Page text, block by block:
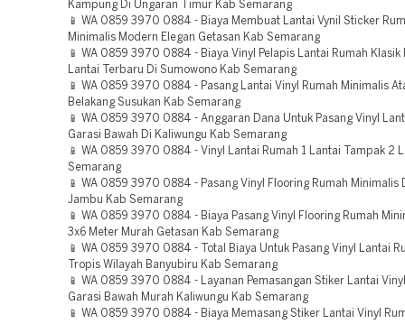
Kampung Di Ungaran Timur Kab Semarang
📱 WA 0859 3970 0884 - Biaya Membuat Lantai Vynil Sticker
Minimalis Modern Elegan Getasan Kab Semarang
📱 WA 0859 3970 0884 - Biaya Vinyl Pelapis Lantai Rumah Klasik
Lantai Terbaru Di Sumowono Kab Semarang
📱 WA 0859 3970 0884 - Pasang Lantai Vinyl Rumah Minimalis
Belakang Susukan Kab Semarang
📱 WA 0859 3970 0884 - Anggaran Dana Untuk Pasang Vinyl
Garasi Bawah Di Kaliwungu Kab Semarang
📱 WA 0859 3970 0884 - Vinyl Lantai Rumah 1 Lantai Tampak 2
Semarang
📱 WA 0859 3970 0884 - Pasang Vinyl Flooring Rumah Minimalis
Jambu Kab Semarang
📱 WA 0859 3970 0884 - Biaya Pasang Vinyl Flooring Rumah
3x6 Meter Murah Getasan Kab Semarang
📱 WA 0859 3970 0884 - Total Biaya Untuk Pasang Vinyl Lantai
Tropis Wilayah Banyubiru Kab Semarang
📱 WA 0859 3970 0884 - Layanan Pemasangan Stiker Lantai
Garasi Bawah Murah Kaliwungu Kab Semarang
📱 WA 0859 3970 0884 - Biaya Memasang Stiker Lantai Vinyl